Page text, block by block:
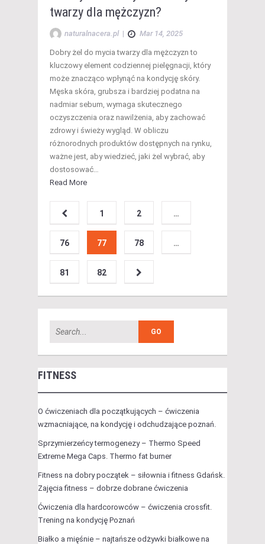
twarzy dla mężczyzn?
naturalnacera.pl | Mar 14, 2025
Dobry żel do mycia twarzy dla mężczyzn to
kluczowy element codziennej pielęgnacji, który
może znacząco wpłynąć na kondycję skóry.
Męska skóra, grubsza i bardziej podatna na
nadmiar sebum, wymaga skutecznego
oczyszczenia oraz nawilżenia, aby zachować
zdrowy i świeży wygląd. W obliczu
różnorodnych produktów dostępnych na rynku,
ważne jest, aby wiedzieć, jaki żel wybrać, aby
dostosować…
Read More
1 2 …
76 77 78 …
81 82
FITNESS
O ćwiczeniach dla początkujących – ćwiczenia
wzmacniające, na kondycję i odchudzające poznań.
Sprzymierzeńcy termogenezy – Thermo Speed
Extreme Mega Caps. Thermo fat burner
Fitness na dobry początek – siłownia i fitness Gdańsk.
Zajęcia fitness – dobrze dobrane ćwiczenia
Ćwiczenia dla hardcorowców – ćwiczenia crossfit.
Trening na kondycję Poznań
Białko a mięśnie – najtańsze odżywki białkowe na